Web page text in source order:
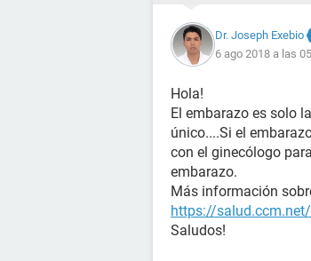
Dr. Joseph Exebio
6 ago 2018 a las
Hola!
El embarazo es solo
único....Si el
con el ginecólogo
embarazo.
Más información
https://
Saludos!